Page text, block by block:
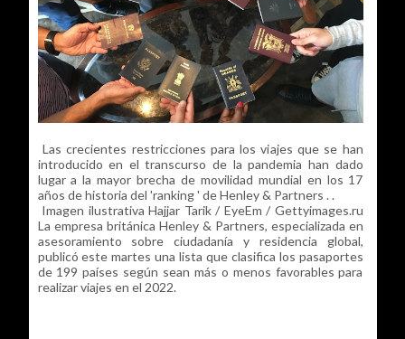
Las crecientes restricciones para los viajes que se han
introducido en el transcurso de la pandemia han dado
lugar a la mayor brecha de movilidad mundial en los 17
años de historia del 'ranking ' de Henley & Partners . .
Imagen ilustrativa Hajjar Tarik / EyeEm / Gettyimages.ru
La empresa británica Henley & Partners, especializada en
asesoramiento sobre ciudadanía y residencia global,
publicó este martes una lista que clasifica los pasaportes
de 199 países según sean más o menos favorables para
realizar viajes en el 2022.